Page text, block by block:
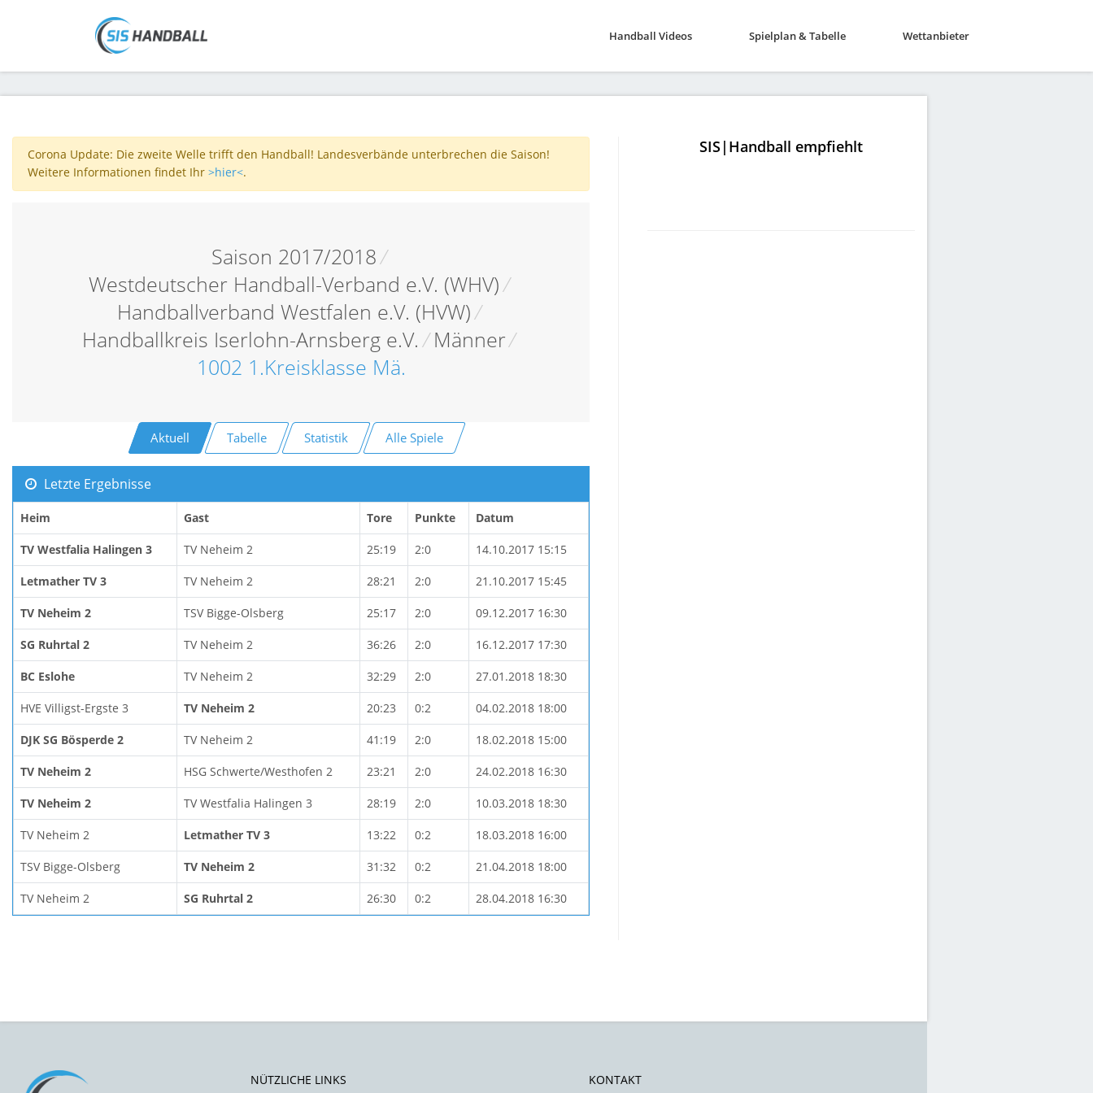
Handball Videos Spielplan & Tabelle Wettanbieter
Corona Update: Die zweite Welle trifft den Handball! Landesverbände unterbrechen die Saison!
Weitere Informationen findet Ihr >hier<.
Saison 2017/2018/
Westdeutscher Handball-Verband e.V. (WHV)/
Handballverband Westfalen e.V. (HVW)/
Handballkreis Iserlohn-Arnsberg e.V./ Männer/
1002 1.Kreisklasse Mä.
Aktuell Tabelle Statistik Alle Spiele
Letzte Ergebnisse
Heim Gast Tore Punkte Datum
TV Westfalia Halingen 3 TV Neheim 2 25:19 2:0 14.10.2017 15:15
Letmather TV 3 TV Neheim 2 28:21 2:0 21.10.2017 15:45
TV Neheim 2 TSV Bigge-Olsberg 25:17 2:0 09.12.2017 16:30
SG Ruhrtal 2 TV Neheim 2 36:26 2:0 16.12.2017 17:30
BC Eslohe TV Neheim 2 32:29 2:0 27.01.2018 18:30
HVE Villigst-Ergste 3 TV Neheim 2 20:23 0:2 04.02.2018 18:00
DJK SG Bösperde 2 TV Neheim 2 41:19 2:0 18.02.2018 15:00
TV Neheim 2 HSG Schwerte/Westhofen 2 23:21 2:0 24.02.2018 16:30
TV Neheim 2 TV Westfalia Halingen 3 28:19 2:0 10.03.2018 18:30
TV Neheim 2 Letmather TV 3 13:22 0:2 18.03.2018 16:00
TSV Bigge-Olsberg TV Neheim 2 31:32 0:2 21.04.2018 18:00
TV Neheim 2 SG Ruhrtal 2 26:30 0:2 28.04.2018 16:30
SIS|Handball empfiehlt
NÜTZLICHE LINKS KONTAKT